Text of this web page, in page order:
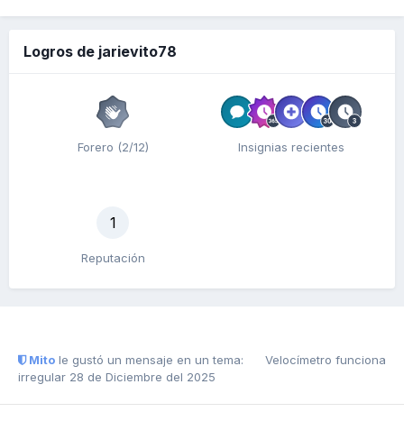
Logros de jarievito78
Forero (2/12) Insignias recientes
1
Reputación
Mito le gustó un mensaje en un tema:
Velocímetro funciona
irregular 28 de Diciembre del 2025